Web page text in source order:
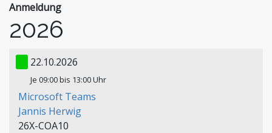
Anmeldung
2026
22.10.2026
Je 09:00 bis 13:00 Uhr
Microsoft Teams
Jannis Herwig
26X-COA10